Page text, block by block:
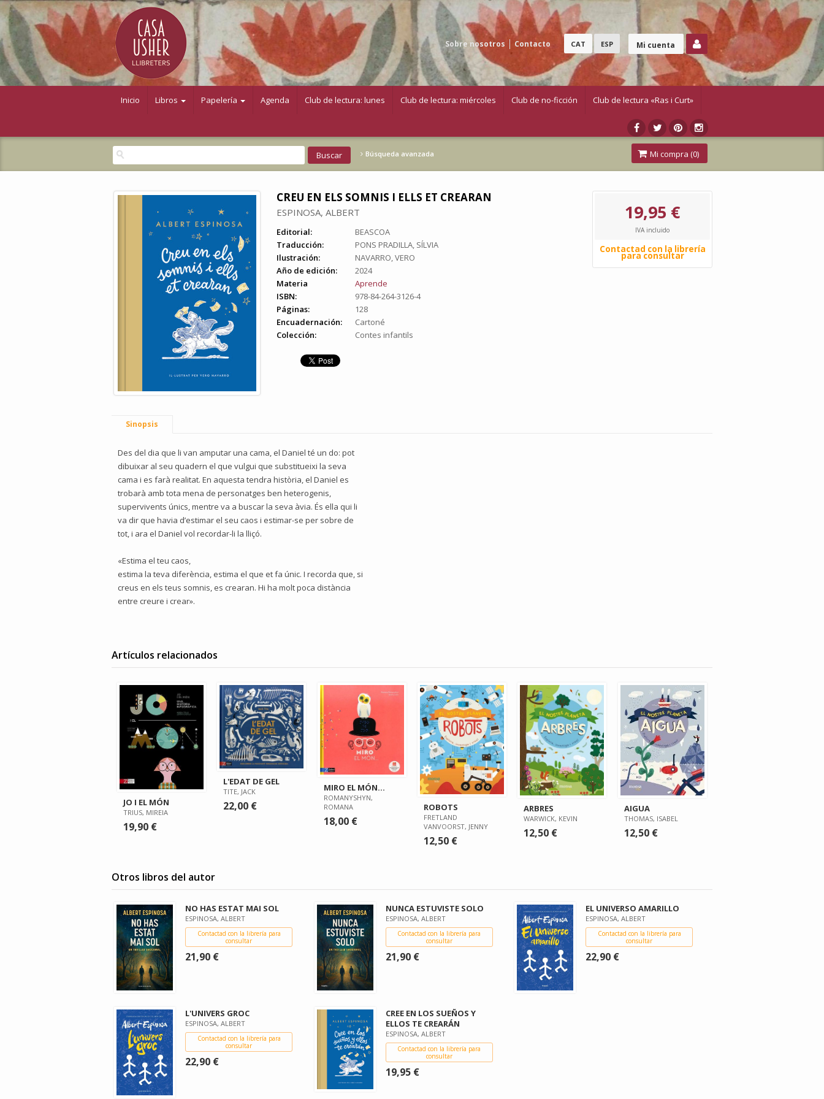
Mi cuenta
CAT ESP
Sobre nosotros Contacto
Inicio Libros Papelería Agenda Club de lectura: lunes Club de lectura: miércoles Club de no-ficción Club de lectura «Ras i Curt»
Búsqueda avanzada Mi compra (0)
CREU EN ELS SOMNIS I ELLS ET CREARAN
ESPINOSA, ALBERT
Editorial:
BEASCOA
Traducción:
PONS PRADILLA, SÍLVIA
Ilustración:
NAVARRO, VERO
Año de edición:
2024
Materia
Aprende
ISBN:
978-84-264-3126-4
Páginas:
128
Encuadernación:
Cartoné
Colección:
Contes infantils
19,95 €
IVA incluido
Contactad con la librería
para consultar
Sinopsis
Des del dia que li van amputar una cama, el Daniel té un do: pot
dibuixar al seu quadern el que vulgui que substitueixi la seva
cama i es farà realitat. En aquesta tendra història, el Daniel es
trobarà amb tota mena de personatges ben heterogenis,
supervivents únics, mentre va a buscar la seva àvia. És ella qui li
va dir que havia d’estimar el seu caos i estimar-se per sobre de
tot, i ara el Daniel vol recordar-li la lliçó.
«Estima el teu caos,
estima la teva diferència, estima el que et fa únic. I recorda que, si
creus en els teus somnis, es crearan. Hi ha molt poca distància
entre creure i crear».
Artículos relacionados
JO I EL MÓN
TRIUS, MIREIA
19,90 €
L'EDAT DE GEL
TITE, JACK
22,00 €
MIRO EL MÓN...
ROMANYSHYN,
ROMANA
18,00 €
ROBOTS
FRETLAND
VANVOORST, JENNY
12,50 €
ARBRES
WARWICK, KEVIN
12,50 €
AIGUA
THOMAS, ISABEL
12,50 €
Otros libros del autor
NO HAS ESTAT MAI SOL
ESPINOSA, ALBERT
Contactad con la librería para
consultar
21,90 €
NUNCA ESTUVISTE SOLO
ESPINOSA, ALBERT
Contactad con la librería para
consultar
21,90 €
EL UNIVERSO AMARILLO
ESPINOSA, ALBERT
Contactad con la librería para
consultar
22,90 €
L'UNIVERS GROC
ESPINOSA, ALBERT
Contactad con la librería para
consultar
22,90 €
CREE EN LOS SUEÑOS Y
ELLOS TE CREARÁN
ESPINOSA, ALBERT
Contactad con la librería para
consultar
19,95 €